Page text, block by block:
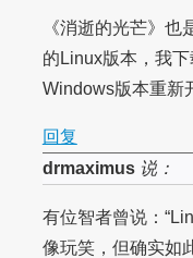
《消逝的光芒》
的Linux版本，我
Windows版本重新
回复
drmaximus说：
有位智者曾说：
像玩笑，但确实如